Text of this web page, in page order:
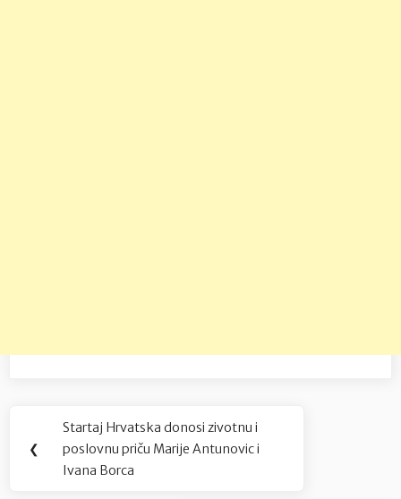
Navigacija
objava
❮
Previous
Post:
Startaj Hrvatska donosi zivotnu i
poslovnu priču Marije Antunovic i
Ivana Borca